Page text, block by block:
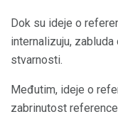
Dok su ideje o
internalizuju,
stvarnosti.
Međutim, ideje o
zabrinutost